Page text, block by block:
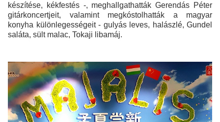
készítése, kékfestés -, meghallgathatták Gerendás Péter
gitárkoncertjeit, valamint megkóstolhatták a magyar
konyha különlegességeit - gulyás leves, halászlé, Gundel
saláta, sült malac, Tokaji libamáj.